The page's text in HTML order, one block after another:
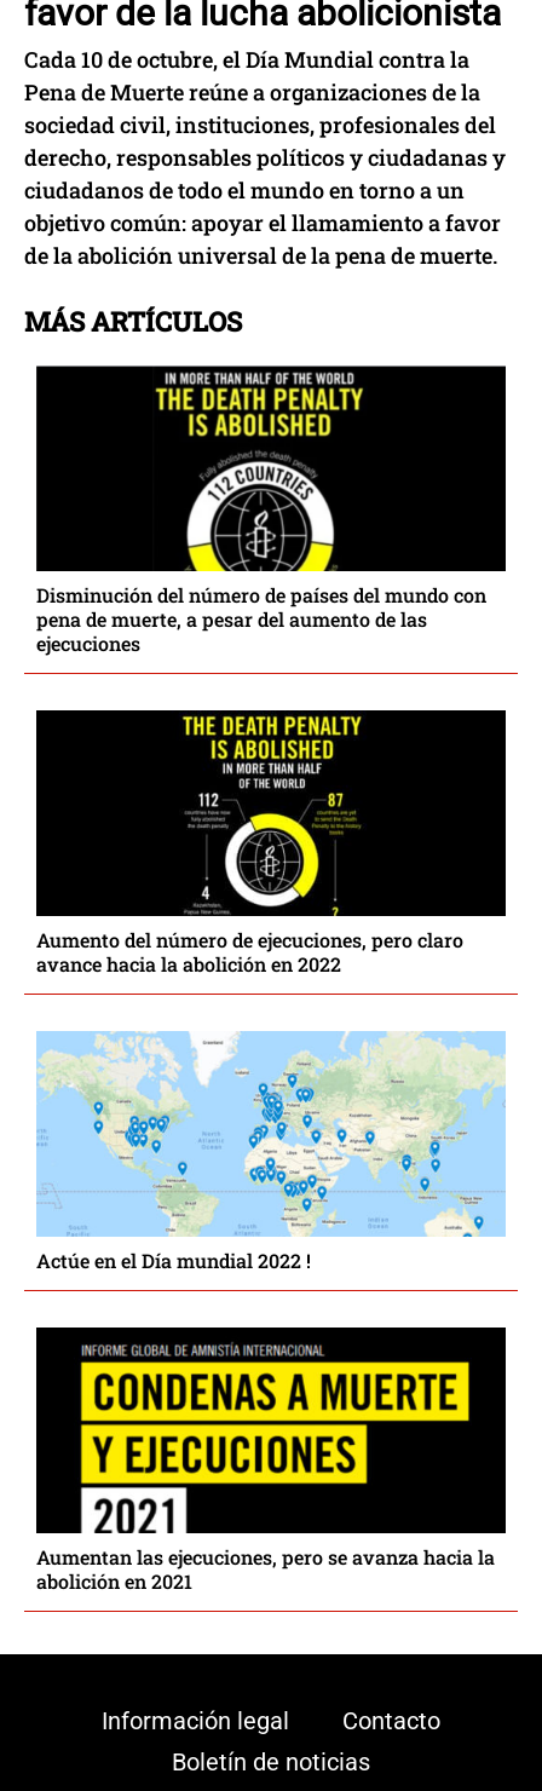
favor de la lucha abolicionista
Cada 10 de octubre, el Día Mundial contra la
Pena de Muerte reúne a organizaciones de la
sociedad civil, instituciones, profesionales del
derecho, responsables políticos y ciudadanas y
ciudadanos de todo el mundo en torno a un
objetivo común: apoyar el llamamiento a favor
de la abolición universal de la pena de muerte.
MÁS ARTÍCULOS
Disminución del número de países del mundo con
pena de muerte, a pesar del aumento de las
ejecuciones
Aumento del número de ejecuciones, pero claro
avance hacia la abolición en 2022
Actúe en el Día mundial 2022 !
Aumentan las ejecuciones, pero se avanza hacia la
abolición en 2021
Información legal
Contacto
Boletín de noticias